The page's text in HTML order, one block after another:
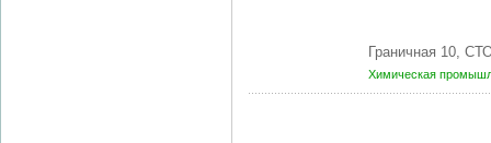
Граничная 10,
Химическая